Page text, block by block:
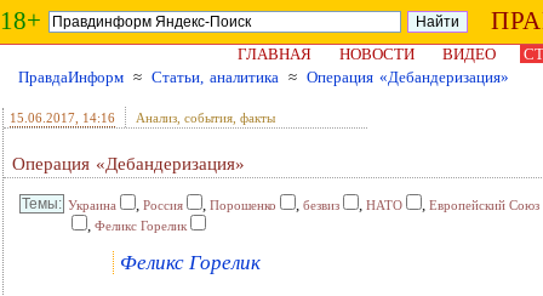
18+
ГЛАВНАЯ НОВОСТИ ВИДЕО
ПравдаИнформ ≈ Статьи, аналитика ≈ Операция «Дебандеризация»
15.06.2017 , 14:16 Анализ, события, факты
Операция «Дебандеризация»
Украина , Россия , Порошенко , безвиз , НАТО , Европейский Союз
, Феликс Горелик
Феликс Горелик